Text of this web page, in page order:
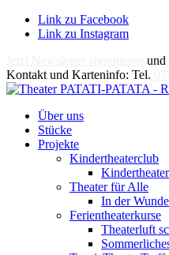
Link zu Facebook
Link zu Instagram
und
Kontakt und Karteninfo: Tel.
Über uns
Stücke
Projekte
Kindertheaterclub
Theater für Alle
In der
Ferientheaterkurse
Theaterluft